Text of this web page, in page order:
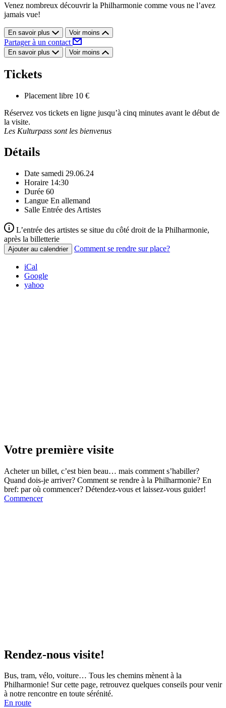
Venez nombreux découvrir la Philharmonie comme vous ne l’avez
jamais vue!
En savoir plus Voir moins
Partager à un contact
En savoir plus Voir moins
Tickets
Placement libre 10 €
Réservez vos tickets en ligne jusqu’à cinq minutes avant le début de
la visite.
Les Kulturpass sont les bienvenus
Détails
Date samedi 29.06.24
Horaire 14:30
Durée 60
Langue En allemand
Salle Entrée des Artistes
L’entrée des artistes se situe du côté droit de la Philharmonie,
après la billetterie
Ajouter au calendrier Comment se rendre sur place?
iCal
Google
yahoo
Votre première visite
Acheter un billet, c’est bien beau… mais comment s’habiller?
Quand dois-je arriver? Comment se rendre à la Philharmonie? En
bref: par où commencer? Détendez-vous et laissez-vous guider!
Commencer
Rendez-nous visite!
Bus, tram, vélo, voiture… Tous les chemins mènent à la
Philharmonie! Sur cette page, retrouvez quelques conseils pour venir
à notre rencontre en toute sérénité.
En route